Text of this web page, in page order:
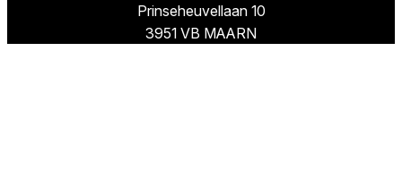
Prinseheuvellaan 10
3951 VB MAARN